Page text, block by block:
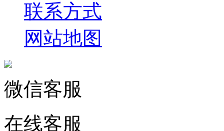
联系方式
网站地图
微信客服
在线客服